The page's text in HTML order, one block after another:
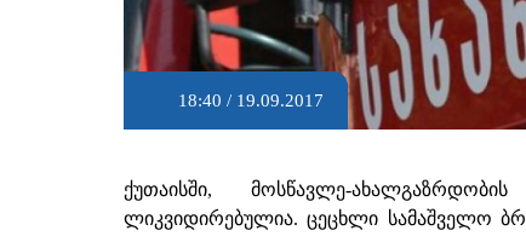
18:40 / 19.09.2017
ქუთაისში, მოსწავლე-
ლიკვიდირებულია. ცეცხლი სამაშველო